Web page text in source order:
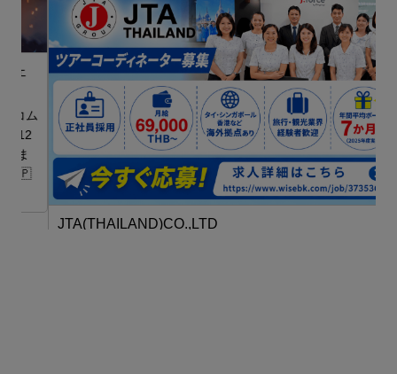
JTA(THAILAND)CO.,LTD